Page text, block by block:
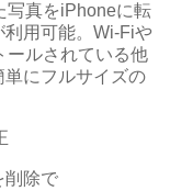
写真をiPhoneに転
用可能。Wi-Fiや
ールされている他
にフルサイズの
削除で